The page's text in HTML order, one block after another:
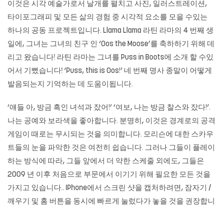
이것은 시각 예술가로서 날개를 펼치고 사진, 일러스트레이션,
타이포그래피 및 모든 삶의 경험 중 시각적 요소를 모을 수있는
하나의 공동 프로젝트입니다. Llama Llama 라틴 라마의 4 번째 생
일에, 그녀는 그녀의 친구 인 ‘Oos the Moose’를 축하하기 위해 데
리고 왔습니다! 라틴 라마는 그녀를 Puss in Boots에 소개 할 수있
어서 기뻤습니다! ‘Puss, this is Oos!’ 네 번째 명사 종말이 어떻게
발음되는지 기억하는 데 도움이됩니다.
‘얘들 아, 방금 흑인 녀석과 잤어!’ ‘여보, 나는 방금 찰스와 잤다!’.
나는 공예와 보라색을 좋아합니다. 분명히, 이것은 경계로의 공격
게임이 때로는 무시되는 것을 의미합니다. 모리슨에 대한 스카우
트들의 눈을 파악한 것은 여전히 ​​쉽습니다. 그러나 그들이 플레이
하는 방식에 따라, 그들 앞에서 더 약한 스케줄 외에도, 그들은
2009 년 이후 처음으로 부문에서 이기기 위해 필요한 모든 것을
가지고 있습니다.. IPhone에서 스크린 샷을 캡처하려면, 잠자기 /
깨우기 및 홈 버튼을 동시에 빠르게 눌렀다가 놓을 것을 권장합니